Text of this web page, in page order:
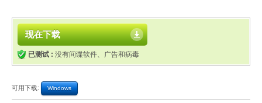
现在下载
已测试 : 没有间谍软件、广告和病毒
可用下载: Windows